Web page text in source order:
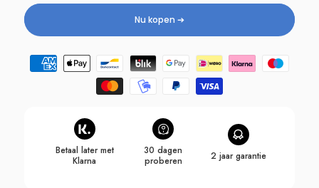
Nu kopen ➔
Betaalmethoden
Betaal later met
Klarna
30 dagen
proberen
2 jaar garantie